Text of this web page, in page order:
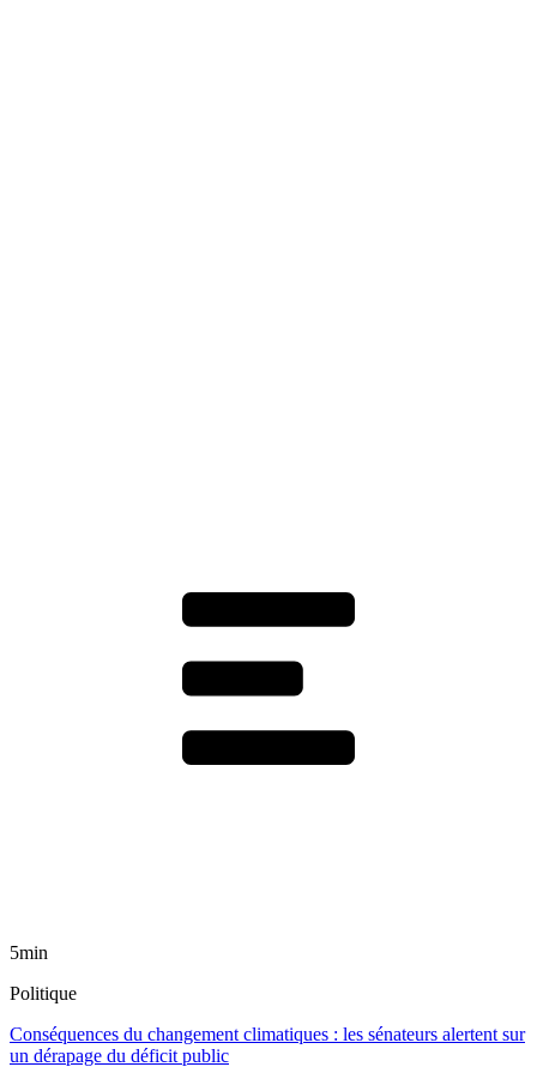
5min
Politique
Conséquences du changement climatiques : les sénateurs alertent sur
un dérapage du déficit public